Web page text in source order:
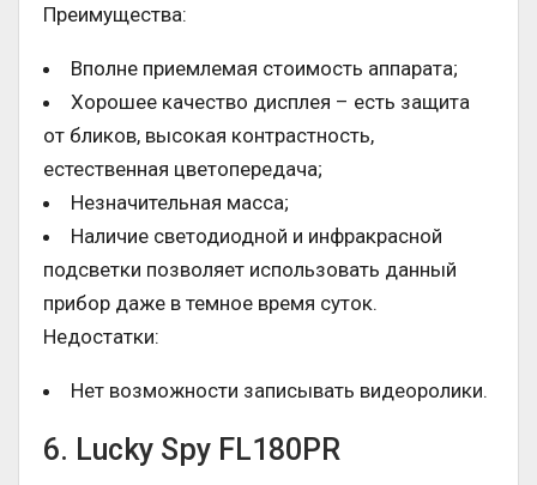
Преимущества:
Вполне приемлемая стоимость аппарата;
Хорошее качество дисплея – есть защита
от бликов, высокая контрастность,
естественная цветопередача;
Незначительная масса;
Наличие светодиодной и инфракрасной
подсветки позволяет использовать данный
прибор даже в темное время суток.
Недостатки:
Нет возможности записывать видеоролики.
6. Lucky Spy FL180PR